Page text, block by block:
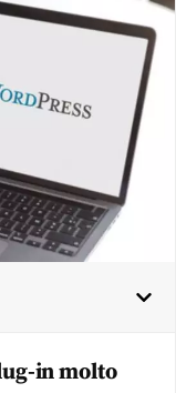
in molto